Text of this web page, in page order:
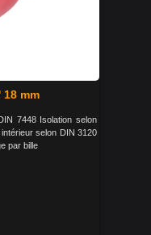
mm
7448 Isolation selon
selon DIN 3120
par bille